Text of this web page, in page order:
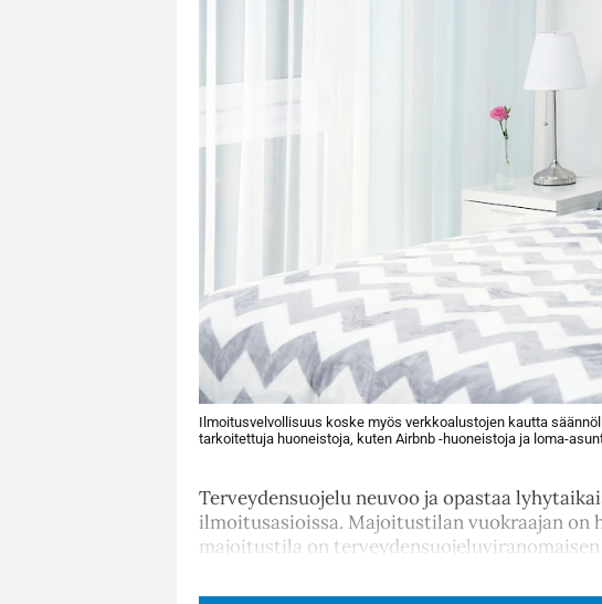
Ilmoitusvelvollisuus koske myös verkkoalustojen kautta
tarkoitettuja huoneistoja, kuten Airbnb -huoneistoja ja loma-
Terveydensuojelu neuvoo ja opastaa
ilmoitusasioissa. Majoitustilan vuokraajan on
majoitustila on terveydensuojeluviranomaisen